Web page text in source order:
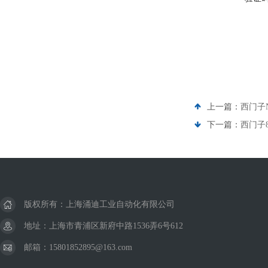
上一篇： 西门子
下一篇： 西门子
版权所有：上海涌迪工业自动化有限公司
地址：上海市青浦区新府中路1536弄6号612
邮箱：15801852895@163.com